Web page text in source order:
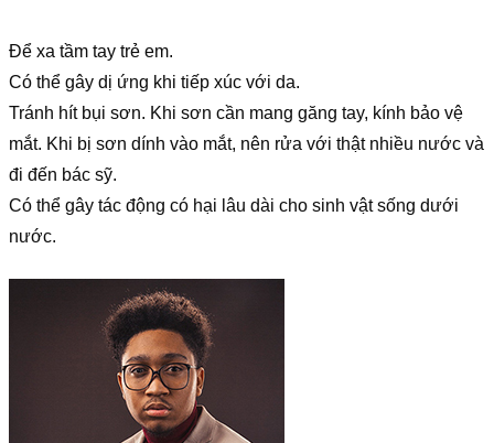
Để xa tầm tay trẻ em.
Có thể gây dị ứng khi tiếp xúc với da.
Tránh hít bụi sơn. Khi sơn cần mang găng tay, kính bảo vệ
mắt. Khi bị sơn dính vào mắt, nên rửa với thật nhiều nước và
đi đến bác sỹ.
Có thể gây tác động có hại lâu dài cho sinh vật sống dưới
nước.